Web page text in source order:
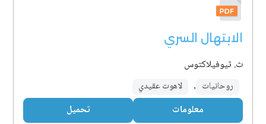
الابتهال السري
ث. ثيوفيلاكتوس
روحانيات , لاهوت عقيدي
معلومات تحميل